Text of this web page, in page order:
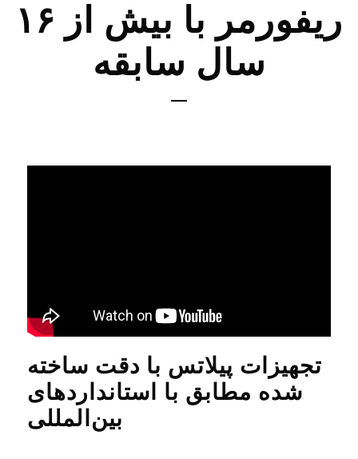
ریفورمر با بیش از ۱۶
سال سابقه
تجهیزات پیلاتس با دقت ساخته
شده مطابق با استانداردهای
بین‌المللی